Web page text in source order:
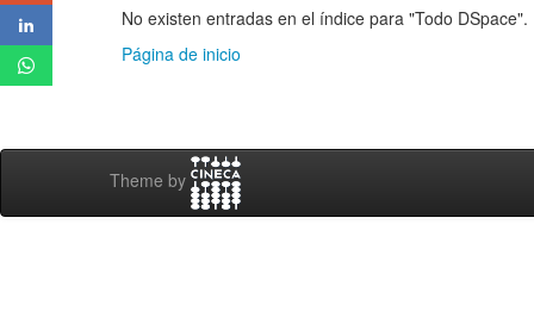
No existen entradas en el índice para "Todo DSpace".
Página de inicio
Theme by